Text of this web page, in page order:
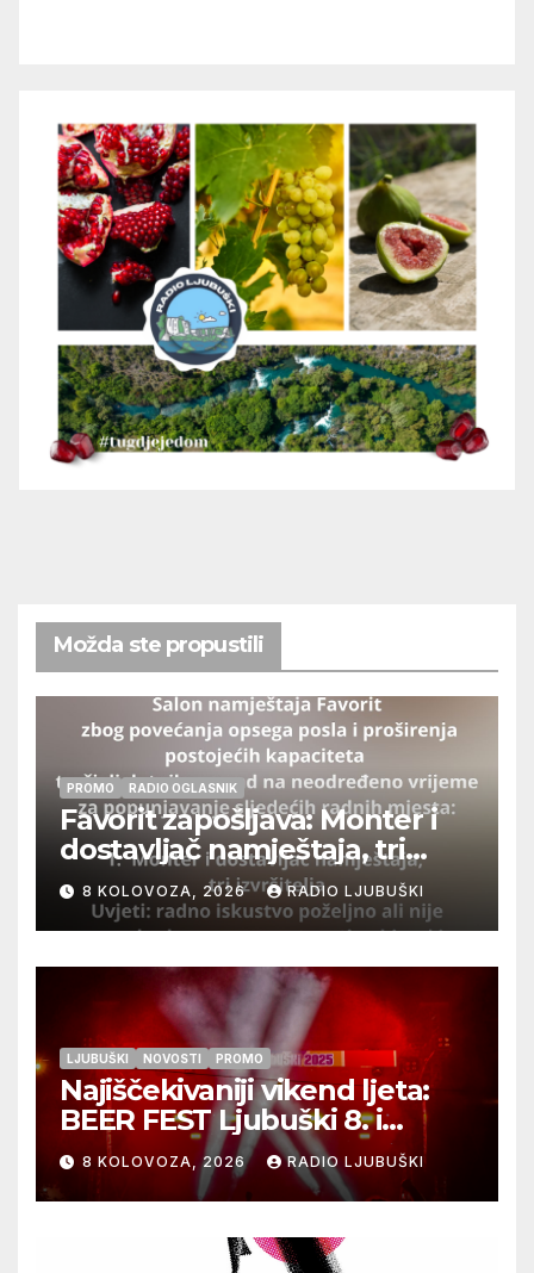
Možda ste propustili
PROMO RADIO OGLASNIK
Favorit zapošljava: Monter i
dostavljač namještaja, tri
izvršitelja
8 KOLOVOZA, 2026 RADIO LJUBUŠKI
LJUBUŠKI NOVOSTI PROMO
Najiščekivaniji vikend ljeta:
BEER FEST Ljubuški 8. i
9.kolovoza
8 KOLOVOZA, 2026 RADIO LJUBUŠKI